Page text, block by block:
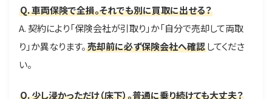
Q. 車両保険で全損。それでも別に買取に出せる？
A. 契約により「保険会社が引取り」か「自分で売却して両取
り」か異なります。売却前に必ず保険会社へ確認してくださ
い。
Q. 少し浸かっただけ（床下）。普通に乗り続けても大丈夫？